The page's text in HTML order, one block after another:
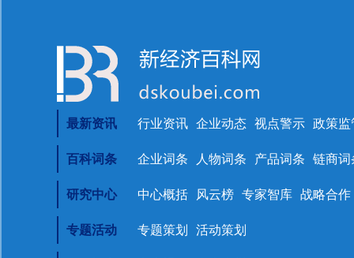
最新资讯 行业资讯 企业动态 视点警示 政策监
百科词条 企业词条 人物词条 产品词条 链商词
研究中心 中心概括 风云榜 专家智库 战略合作
专题活动 专题策划 活动策划